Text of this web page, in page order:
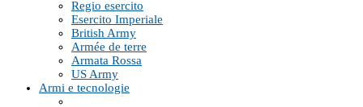
Regio esercito
Esercito Imperiale
British Army
Armée de terre
Armata Rossa
US Army
Armi e tecnologie